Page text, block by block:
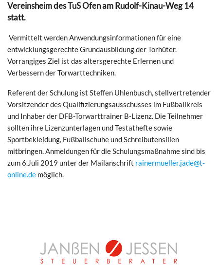
Vereinsheim des TuS Ofen am Rudolf-Kinau-Weg 14
statt.
Vermittelt werden Anwendungsinformationen für eine
entwicklungsgerechte Grundausbildung der Torhüter.
Vorrangiges Ziel ist das altersgerechte Erlernen und
Verbessern der Torwarttechniken.
Referent der Schulung ist Steffen Uhlenbusch, stellvertretender
Vorsitzender des Qualifizierungsausschusses im Fußballkreis
und Inhaber der DFB-Torwarttrainer B-Lizenz. Die Teilnehmer
sollten ihre Lizenzunterlagen und Testathefte sowie
Sportbekleidung, Fußballschuhe und Schreibutensilien
mitbringen. Anmeldungen für die Schulungsmaßnahme sind bis
zum 6.Juli 2019 unter der Mailanschrift rainermueller.jade@t-
online.de möglich.